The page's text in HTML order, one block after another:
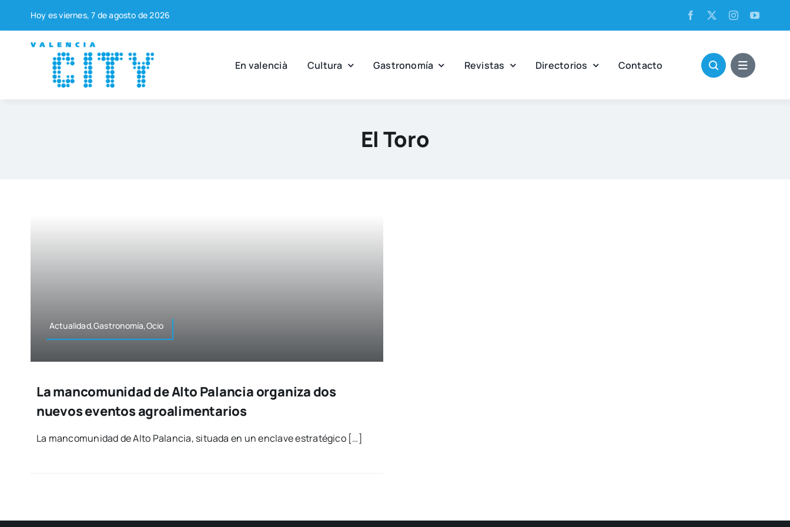
contenido
Hoy es vier­nes, 7 de agos­to de 2026
En valen­cià Cul­tu­ra Gas­tro­no­mía Revis­tas Direc­to­rios Con­tac­to
El Toro
Actualidad,Gastronomía,Ocio
La mancomunidad de Alto Palancia organiza dos
nuevos eventos agroalimentarios
La man­co­mu­ni­dad de Alto Palan­cia, situa­da en un encla­ve estra­té­gi­co […]